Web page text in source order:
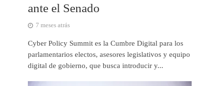
ante el Senado
7 meses atrás
Cyber Policy Summit es la Cumbre Digital para los
parlamentarios electos, asesores legislativos y equipo
digital de gobierno, que busca introducir y...